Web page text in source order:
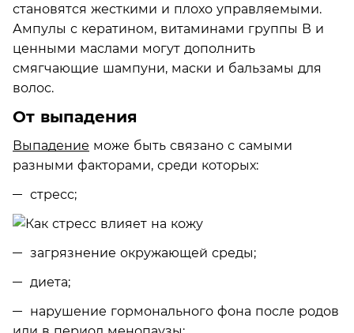
становятся жесткими и плохо управляемыми.
Ампулы с кератином, витаминами группы В и
ценными маслами могут дополнить
смягчающие шампуни, маски и бальзамы для
волос.
От выпадения
Выпадение може быть связано с самыми
разными факторами, среди которых:
стресс;
загрязнение окружающей среды;
диета;
нарушение гормонального фона после родов